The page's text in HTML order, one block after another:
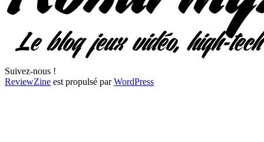
Suivez-nous !
ReviewZine est propulsé parWordPress